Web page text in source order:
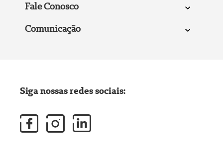
Fale Conosco
Comunicação
Siga nossas redes sociais: